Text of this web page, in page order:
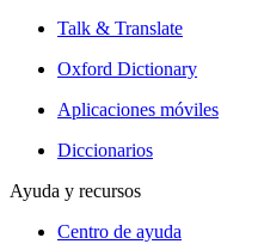
Talk & Translate
Oxford Dictionary
Aplicaciones móviles
Diccionarios
Ayuda y recursos
Centro de ayuda